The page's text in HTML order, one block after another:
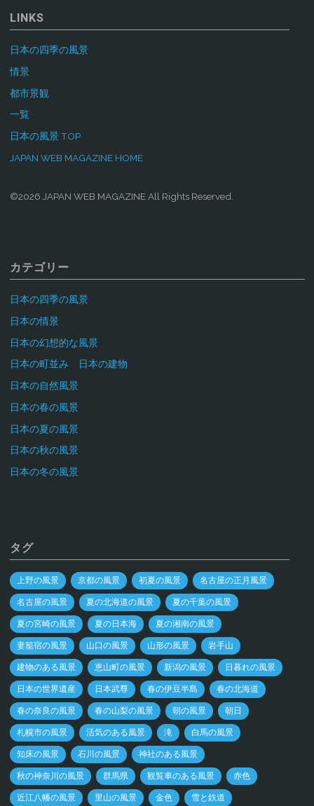
LINKS
日本の四季の風景
情景
都市景観
一覧
日本の風景 TOP
JAPAN WEB MAGAZINE HOME
©2026 JAPAN WEB MAGAZINE All Rights Reserved.
カテゴリー
日本の四季の風景
日本の情景
日本の幻想的な風景
日本の町並み 日本の建物
日本の自然風景
日本の春の風景
日本の夏の風景
日本の秋の風景
日本の冬の風景
タグ
上野の風景 京都の風景 初夏の風景 名古屋の正月風景
名古屋の風景 夏の北海道の風景 夏の千葉の風景
夏の宮崎の風景 夏の日本海 夏の湘南の風景
妻籠宿の風景 山口の風景 山形の風景 岩手山
建物のある風景 恵山町の風景 新潟の風景 日暮れの風景
日本の世界遺産 日本武尊 春の伊豆半島 春の北海道
春の奈良の風景 春の山梨の風景 朝の風景 朝日
札幌市の風景 活気のある風景 滝 白馬の風景
知床の風景 石川の風景 神社のある風景
秋の神奈川の風景 群馬県 観覧車のある風景 赤色
近江八幡の風景 里山の風景 金色 雪と鉄道